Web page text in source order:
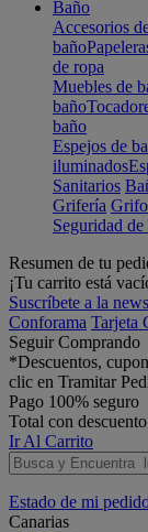
Baño
Accesorios
baño
de ropa
Muebles de
baño
baño
Espejos de
iluminados
Sanitarios
Grifería
Seguridad de
Resumen de tu
¡Tu carrito está
Suscríbete a la
Conforama Tarjeta
Seguir Comprando
*Descuentos,
clic en Tramitar
Pago 100% seguro
Total con descuento
Ir Al Carrito
Estado de mi
Canarias